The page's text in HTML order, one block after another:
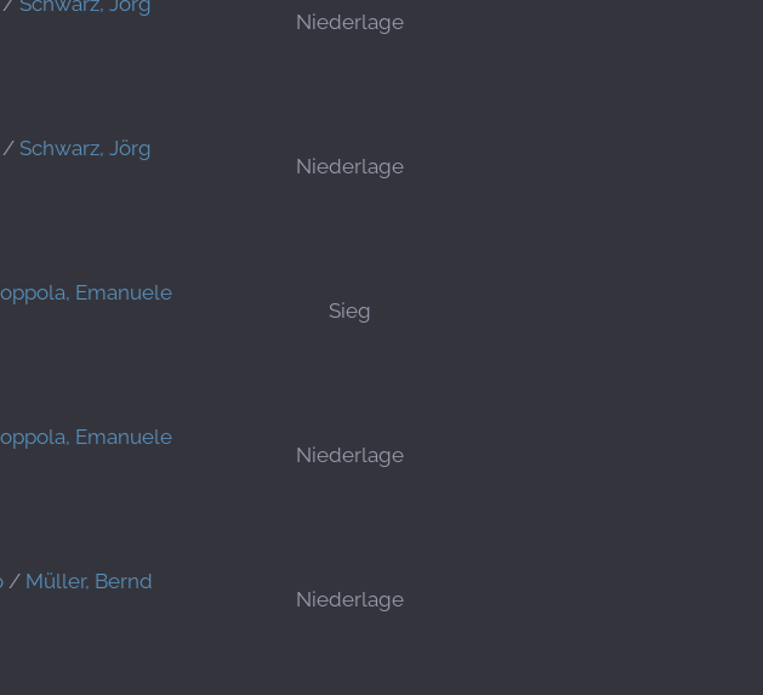
Niederlage
/ Schwarz, Jörg
Niederlage
Emanuele
Sieg
Emanuele
Niederlage
/ Müller, Bernd
Niederlage